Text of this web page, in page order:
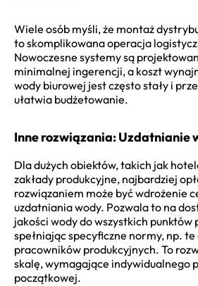
Wiele osób myśli, że montaż
to skomplikowana operacja
Nowoczesne systemy są
minimalnej ingerencji, a koszt
wody biurowej jest często stały i
ułatwia budżetowanie.
Inne rozwiązania: Uzdatnianie
Dla dużych obiektów, takich jak
zakłady produkcyjne, najbardziej
rozwiązaniem może być wdrożenie
uzdatniania wody. Pozwala to na
jakości wody do wszystkich punktów
spełniając specyficzne normy, np.
pracowników produkcyjnych. To
skalę, wymagające indywidualnego
początkowej.